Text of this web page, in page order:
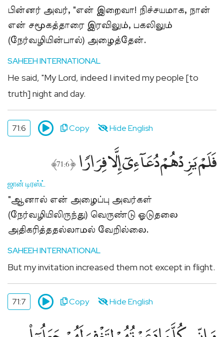
பின்னர் அவர், "என் இறைவா! நிச்சயமாக, நான்
என் சமூகத்தாரை இரவிலும், பகலிலும்
(நேர்வழியின்பால்) அழைத்தேன்.
SAHEEH INTERNATIONAL
He said, "My Lord, indeed I invited my people [to
truth] night and day.
71:6 Copy Hide English
فَلَمْ يَزِدْهُمْ دُعَآءِىٓ إِلَّا فِرَارًۭا ﴿71:6﴾
ஜான் டிரஸ்ட்
"ஆனால் என் அழைப்பு அவர்கள்
(நேர்வழியிலிருந்து) வெருண்டு ஓடுதலை
அதிகரித்ததல்லாமல் வேறில்லை.
SAHEEH INTERNATIONAL
But my invitation increased them not except in flight.
71:7 Copy Hide English